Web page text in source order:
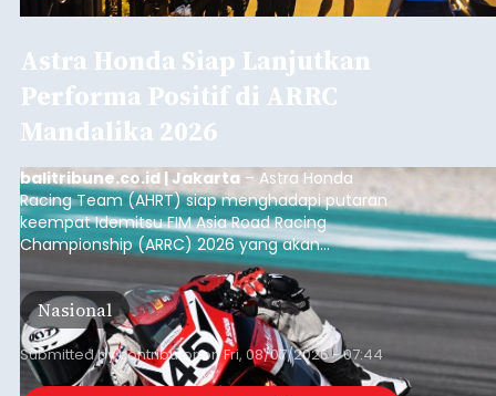
Astra Honda Siap Lanjutkan
Performa Positif di ARRC
Mandalika 2026
balitribune.co.id | Jakarta – Astra Honda
Racing Team (AHRT) siap menghadapi putaran
keempat Idemitsu FIM Asia Road Racing
Championship (ARRC) 2026 yang akan
berlangsung di Pertamina Mandalika
International Circuit, Lombok, Nusa Tenggara
Barat, pada 7–9 Agustus 2026.
Nasional
Submitted bycontributoronFri, 08/07/2026 - 07:44